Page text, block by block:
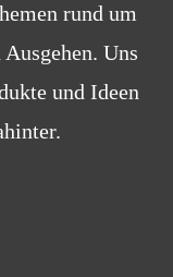
rund um
Uns
und Ideen